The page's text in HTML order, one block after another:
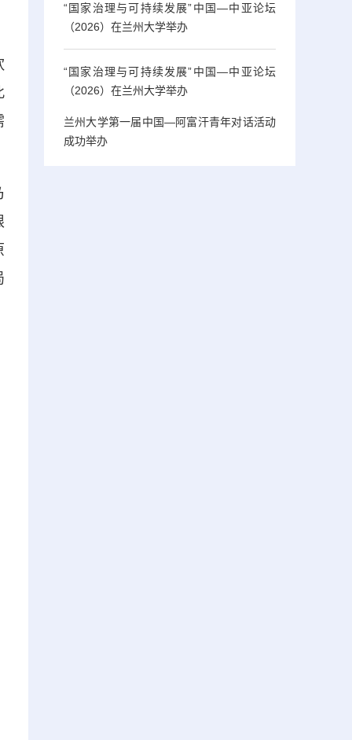
“国家治理与可持续发展”中国—中亚论坛
（2026）在兰州大学举办
“国家治理与可持续发展”中国—中亚论坛
（2026）在兰州大学举办
兰州大学第一届中国—阿富汗青年对话活动
成功举办